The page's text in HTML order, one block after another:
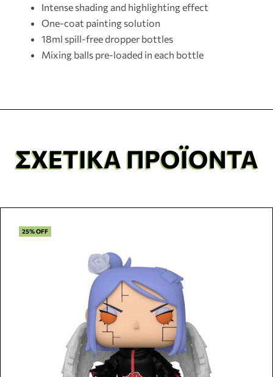
Intense shading and highlighting effect
One-coat painting solution
18ml spill-free dropper bottles
Mixing balls pre-loaded in each bottle
ΣΧΕΤΙΚΆ ΠΡΟΪΌΝΤΑ
25% OFF